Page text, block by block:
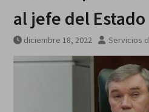
al jefe del
diciembre 18, 2022 Servicios